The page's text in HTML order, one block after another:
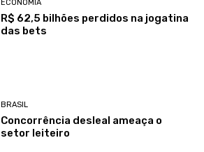
ECONOMIA
R$ 62,5 bilhões perdidos na jogatina
das bets
BRASIL
Concorrência desleal ameaça o
setor leiteiro